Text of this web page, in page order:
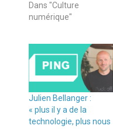
Dans "Culture
numérique"
Julien Bellanger :
« plus il y a de la
technologie, plus nous